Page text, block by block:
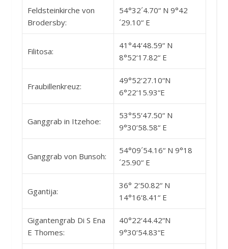
Feldsteinkirche von
Brodersby:
54°32´4.70“ N 9°42
´29.10“ E
Filitosa:
41°44‘48.59“ N
8°52‘17.82“ E
Fraubillenkreuz:
49°52‘27.10“N
6°22‘15.93“E
Ganggrab in Itzehoe:
53°55‘47.50“ N
9°30‘58.58“ E
Ganggrab von Bunsoh:
54°09´54.16“ N 9°18
´25.90“ E
Ggantija:
36° 2‘50.82“ N
14°16‘8.41“ E
Gigantengrab Di S Ena
E Thomes:
40°22‘44.42“N
9°30‘54.83“E